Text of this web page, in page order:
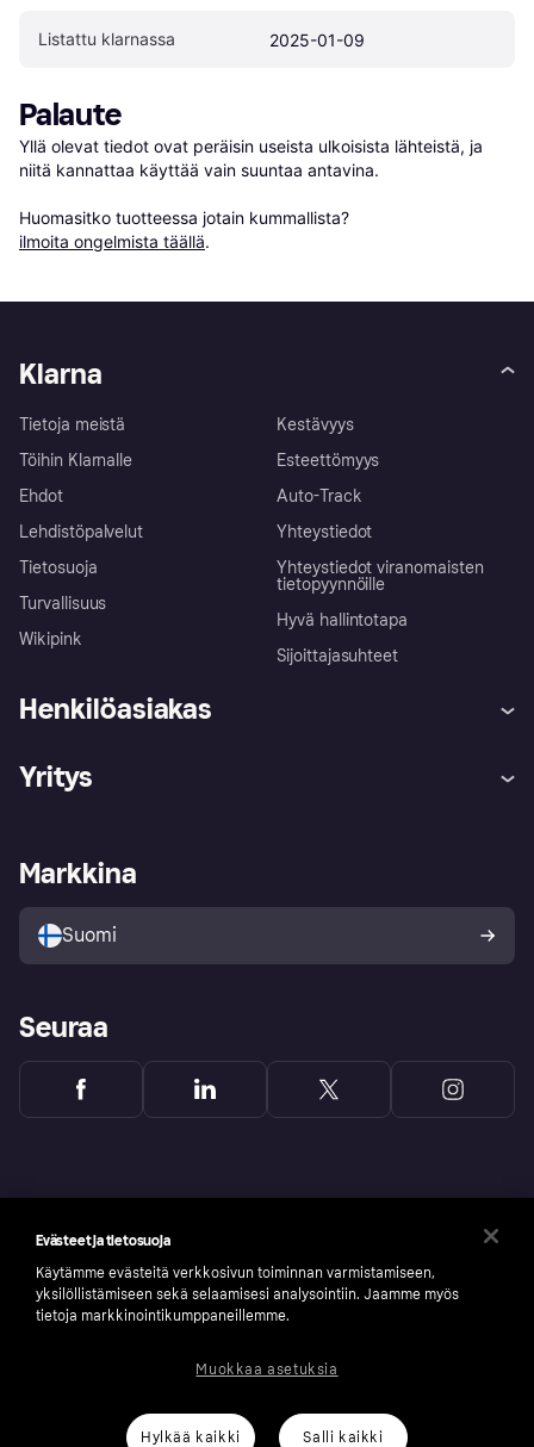
Listattu klarnassa 2025-01-09
Palaute
Yllä olevat tiedot ovat peräisin useista ulkoisista lähteistä, ja
niitä kannattaa käyttää vain suuntaa antavina.
Huomasitko tuotteessa jotain kummallista?
ilmoita ongelmista täällä.
Klarna
Tietoja meistä
Töihin Klarnalle
Ehdot
Lehdistöpalvelut
Tietosuoja
Turvallisuus
Wikipink
Kestävyys
Esteettömyys
Auto-Track
Yhteystiedot
Yhteystiedot viranomaisten
tietopyynnöille
Hyvä hallintotapa
Sijoittajasuhteet
Henkilöasiakas
Kirjaudu sisään
Tutustu kauppoihin
Ostajan turva
Yritys
Kirjaudu sisään yrityksenä
Markkina
Suomi
Seuraa
number: 556737-0431
Evästeet ja tietosuoja
Käytämme evästeitä verkkosivun toiminnan varmistamiseen,
yksilöllistämiseen sekä selaamisesi analysointiin. Jaamme myös
tietoja markkinointikumppaneillemme.
Hylkää kaikki Salli kaikki
Muokkaa asetuksia